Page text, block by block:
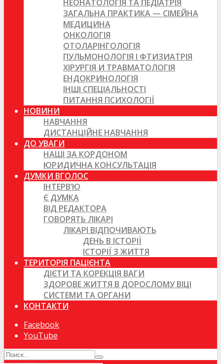
НЕОНАТОЛОГІЯ ТА ПЕДІАТРІЯ
ЗАГАЛЬНА ПРАКТИКА — СІМЕЙНА
МЕДИЦИНА
ОНКОЛОГІЯ
ОТОЛАРІНГОЛОГІЯ
ПУЛЬМОНОЛОГІЯ І ФТИЗИАТРІЯ
ХІРУРГІЯ И ТРАВМАТОЛОГІЯ
ЕНДОКРИНОЛОГІЯ
ІНШІ СПЕЦІАЛЬНОСТІ
ПИТАННЯ ПСИХОЛОГІЇ
НОВИНИ
НАВЧАННЯ
ДИСТАНЦІЙНЕ НАВЧАННЯ
ДО УВАГИ
НАШІ ЗА КОРДОНОМ
ЮРИДИЧНА КОНСУЛЬТАЦІЯ
ДУМКИ ВГОЛОС
ІНТЕРВ’Ю
Є ДУМКА
ВІД РЕДАКТОРА
ГОВОРЯТЬ ЛІКАРІ
ЛІКАРІ ВІДПОЧИВАЮТЬ
ДЕНЬ В ІСТОРІЇ
ІСТОРІЇ З ЖИТТЯ
ТЕРИТОРІЯ ПАЦІЄНТА
ДІЄТИ ТА КОРЕКЦІЯ ВАГИ
ЗДОРОВЕ ЖИТТЯ В ДОРОСЛОМУ ВІЦІ
СИСТЕМИ ТА ОРГАНИ
КОНТАКТИ
Facebook
YouTube